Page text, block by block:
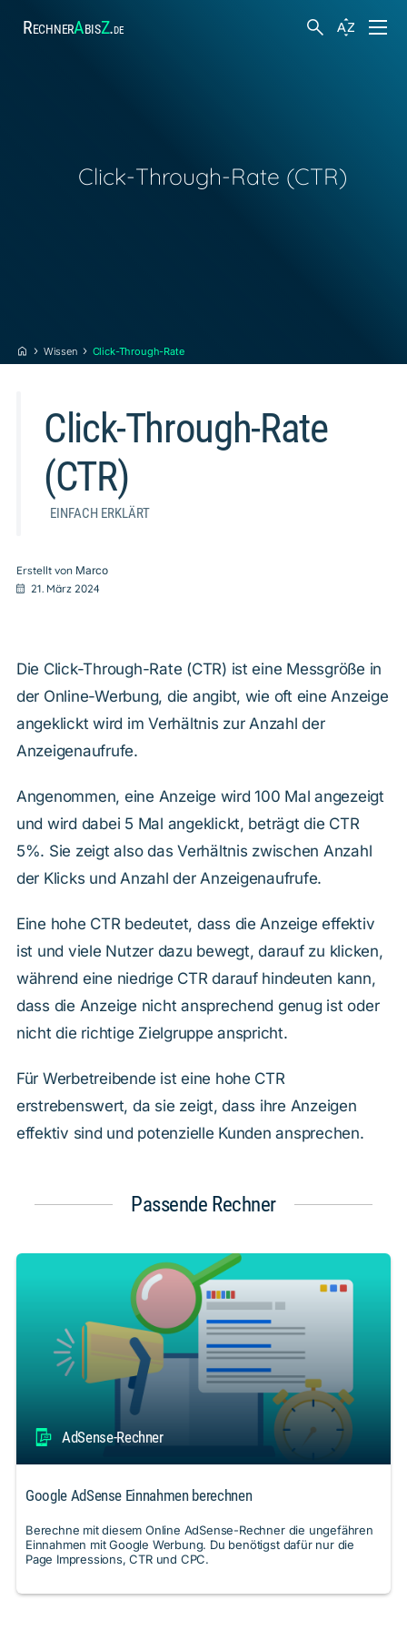
RechnerAbisZ.de
Sonstiges
Wissen Click-Through-Rate
Click-Through-Rate (CTR)
Click-Through-Rate
(CTR)
EINFACH ERKLÄRT
Erstellt von Marco
21. März 2024
Die Click-Through-Rate (CTR) ist eine Messgröße in
der Online-Werbung, die angibt, wie oft eine Anzeige
angeklickt wird im Verhältnis zur Anzahl der
Anzeigenaufrufe.
Angenommen, eine Anzeige wird 100 Mal angezeigt
und wird dabei 5 Mal angeklickt, beträgt die CTR
5%. Sie zeigt also das Verhältnis zwischen Anzahl
der Klicks und Anzahl der Anzeigenaufrufe.
Eine hohe CTR bedeutet, dass die Anzeige effektiv
ist und viele Nutzer dazu bewegt, darauf zu klicken,
während eine niedrige CTR darauf hindeuten kann,
dass die Anzeige nicht ansprechend genug ist oder
nicht die richtige Zielgruppe anspricht.
Für Werbetreibende ist eine hohe CTR
erstrebenswert, da sie zeigt, dass ihre Anzeigen
effektiv sind und potenzielle Kunden ansprechen.
Passende Rechner
AdSense-Rechner
Google AdSense Einnahmen berechnen
Berechne mit diesem Online AdSense-Rechner die ungefähren
Einnahmen mit Google Werbung. Du benötigst dafür nur die
Page Impressions, CTR und CPC.